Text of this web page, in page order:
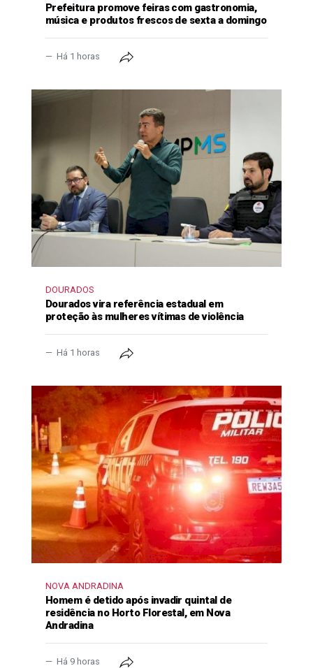
Prefeitura promove feiras com gastronomia,
música e produtos frescos de sexta a domingo
Há 1 horas
DOURADOS
Dourados vira referência estadual em
proteção às mulheres vítimas de violência
Há 1 horas
NOVA ANDRADINA
Homem é detido após invadir quintal de
residência no Horto Florestal, em Nova
Andradina
Há 9 horas